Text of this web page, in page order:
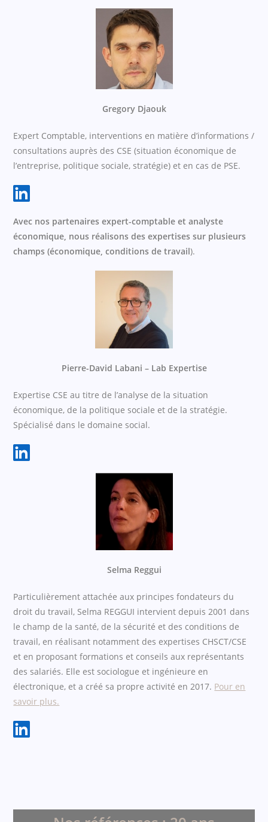
Gregory Djaouk
Expert Comptable, interventions en matière d’informations /
consultations auprès des CSE (situation économique de
l’entreprise, politique sociale, stratégie) et en cas de PSE.
Avec nos partenaires expert-comptable et analyste
économique, nous réalisons des expertises sur plusieurs
champs (économique, conditions de travail).
Pierre-David Labani – Lab Expertise
Expertise CSE au titre de l’analyse de la situation
économique, de la politique sociale et de la stratégie.
Spécialisé dans le domaine social.
Selma Reggui
Particulièrement attachée aux principes fondateurs du
droit du travail, Selma REGGUI intervient depuis 2001 dans
le champ de la santé, de la sécurité et des conditions de
travail, en réalisant notamment des expertises CHSCT/CSE
et en proposant formations et conseils aux représentants
des salariés. Elle est sociologue et ingénieure en
électronique, et a créé sa propre activité en 2017. Pour en
savoir plus.